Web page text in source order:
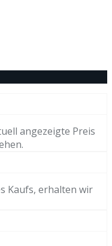
angezeigte Preis
Kaufs, erhalten wir